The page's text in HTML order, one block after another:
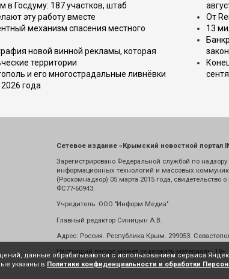
в Госдуму: 187 участков, штаб
эту работу вместе
механизм спасения местного
новой винной рекламы, которая
территории
и его многострадальные ливнёвки
года
От
13
Сетевое издание «Крымский новостной портал
Зарегистрировано Федеральной службой по надзору
информационных технологий и массовых
(Роскомнадзор) 05 марта 2015 года, свидетельство
ФС77-60943.
Учредитель: ООО "Информ Медиа"
Главный редактор Синицын А.В.
Адрес: Россия. Республика Крым. 299053.
Настоящий ресурс может содержать материалы 18+
данные обрабатываются с использованием сервиса
указаны в Политике конфиденциальности и обработки